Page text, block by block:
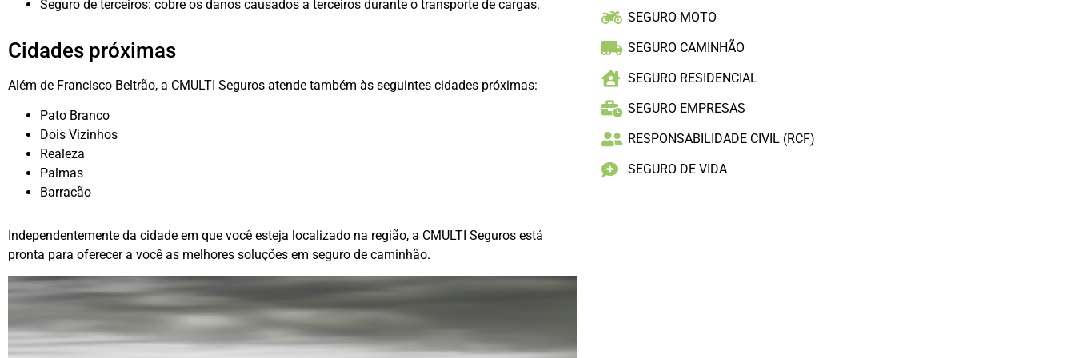
Seguro de terceiros: cobre os danos causados a terceiros durante o transporte de cargas.
Cidades próximas
Além de Francisco Beltrão, a CMULTI Seguros atende também às seguintes cidades próximas:
Pato Branco
Dois Vizinhos
Realeza
Palmas
Barracão
Independentemente da cidade em que você esteja localizado na região, a CMULTI Seguros está
pronta para oferecer a você as melhores soluções em seguro de caminhão.
SEGURO MOTO
SEGURO CAMINHÃO
SEGURO RESIDENCIAL
SEGURO EMPRESAS
RESPONSABILIDADE CIVIL (RCF)
SEGURO DE VIDA